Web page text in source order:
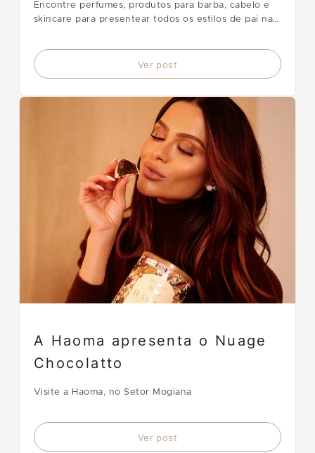
Encontre perfumes, produtos para barba, cabelo e
skincare para presentear todos os estilos de pai na
RibeirãoShopping.
Ver post
A Haoma apresenta o Nuage
Chocolatto
Visite a Haoma, no Setor Mogiana
Ver post